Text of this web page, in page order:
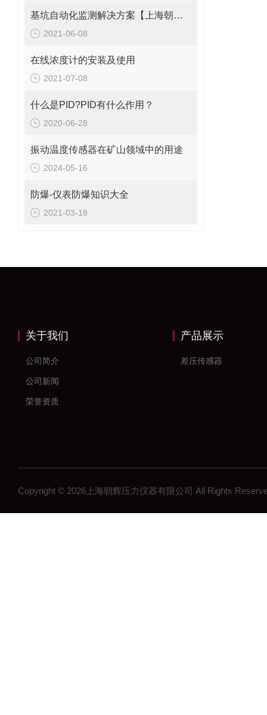
基坑自动化监测解决方案【上海朝辉液压式水准仪】
2021-06-08
在线浓度计的安装及使用
2021-07-08
什么是PID?PID有什么作用？
2020-06-28
振动温度传感器在矿山领域中的用途
2024-05-16
防爆-仪表防爆知识大全
2021-03-18
关于我们
公司简介
公司新闻
荣誉资质
产品展示
差压传感器
Copyright © 2026上海朝辉压力仪器有限公司 All Rights